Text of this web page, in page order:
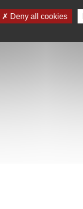
Deny all cookies